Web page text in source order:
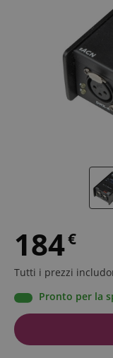
184€
Tutti i prezzi
Pronto per la